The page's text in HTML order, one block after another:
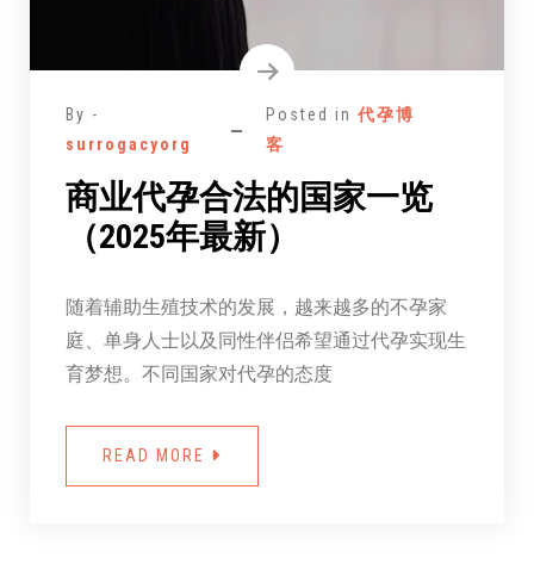
By -
surrogacyorg
Posted in代孕博
客
商业代孕合法的国家一览
（2025年最新）
随着辅助生殖技术的发展，越来越多的不孕家
庭、单身人士以及同性伴侣希望通过代孕实现生
育梦想。不同国家对代孕的态度
READ MORE